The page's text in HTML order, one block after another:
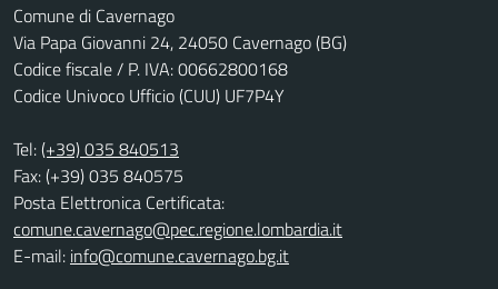
Comune di Cavernago
Via Papa Giovanni 24, 24050 Cavernago (BG)
Codice fiscale / P. IVA: 00662800168
Codice Univoco Ufficio (CUU) UF7P4Y
Tel:(+39) 035 840513
Fax: (+39) 035 840575
Posta Elettronica Certificata:
comune.cavernago@pec.regione.lombardia.it
E-mail: info@comune.cavernago.bg.it